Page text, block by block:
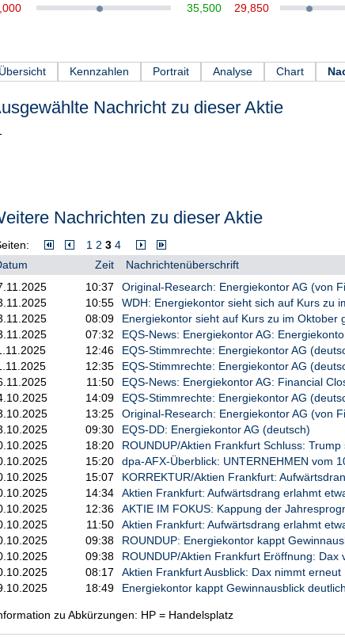
35,500
29,850
Übersicht Kennzahlen Portrait Analyse Chart
Nachricht zu dieser Aktie
Nachrichten zu dieser Aktie
1 2 3 4
Zeit
Nachrichtenüberschrift
10:37
Original-Research: Energiekontor AG (von
10:55
WDH: Energiekontor sieht sich auf Kurs zu
08:09
Energiekontor sieht auf Kurs zu im Oktober
07:32
EQS-News: Energiekontor AG:
12:46
EQS-Stimmrechte: Energiekontor AG
12:35
EQS-Stimmrechte: Energiekontor AG
11:50
EQS-News: Energiekontor AG: Financial
14:09
EQS-Stimmrechte: Energiekontor AG
13:25
Original-Research: Energiekontor AG (von
09:30
EQS-DD: Energiekontor AG (deutsch)
18:20
ROUNDUP/Aktien Frankfurt Schluss: Trump
15:20
dpa-AFX-Überblick: UNTERNEHMEN vom
15:07
KORREKTUR/Aktien Frankfurt:
14:34
Aktien Frankfurt: Aufwärtsdrang erlahmt
12:36
AKTIE IM FOKUS: Kappung der
11:50
Aktien Frankfurt: Aufwärtsdrang erlahmt
09:38
ROUNDUP: Energiekontor kappt
09:38
ROUNDUP/Aktien Frankfurt Eröffnung: Dax
08:17
Aktien Frankfurt Ausblick: Dax nimmt erneut
18:49 Energiekontor kappt Gewinnausblick deutlich
zu Abkürzungen: HP = Handelsplatz